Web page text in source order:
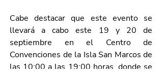
Cabe destacar que este evento se
llevará a cabo este 19 y 20 de
septiembre en el Centro de
Convenciones de la Isla San Marcos de
las 10:00 a las 19:00 horas, donde se